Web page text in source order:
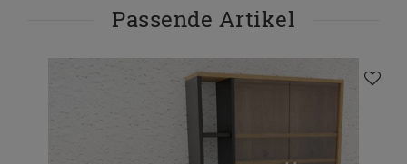
Passende Artikel